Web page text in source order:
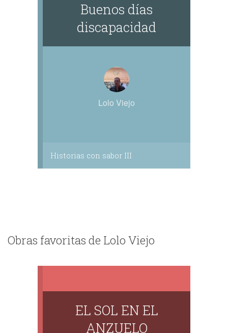
Buenos días
discapacidad
Lolo Viejo
Historias con sabor III
Obras favoritas de Lolo Viejo
EL SOL EN EL
ANZUELO